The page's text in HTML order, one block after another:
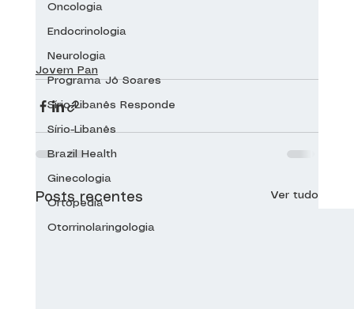
Oncologia
Endocrinologia
Neurologia
Programa Jô Soares
Sírio-Libanês Responde
Sírio-Libanês
Brazil Health
Ginecologia
Ortopedia
Otorrinolaringologia
Jovem Pan
Posts recentes Ver tudo